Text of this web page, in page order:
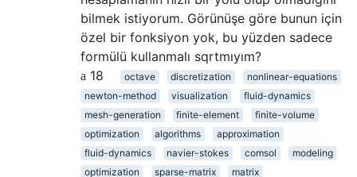
bilmek istiyorum. Görünüşe göre bunun için
özel bir fonksiyon yok, bu yüzden sadece
formülü kullanmalı sqrtmıyım?
18
octave discretization
nonlinear-equations
newton-method
visualization
fluid-dynamics
mesh-generation
finite-element
finite-volume
optimization
algorithms
approximation
fluid-dynamics
navier-stokes comsol
modeling
optimization
sparse-matrix
matrix